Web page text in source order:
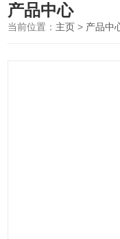
产品中心
当前位置： 主页 > 产品中